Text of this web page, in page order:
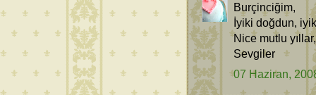
Burçinciğim,
İyiki doğdun,
Nice mutlu
Sevgiler
07 Haziran,